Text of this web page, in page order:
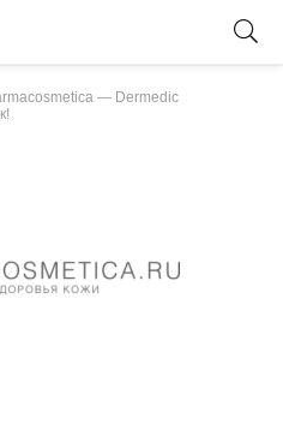
— Dermedic